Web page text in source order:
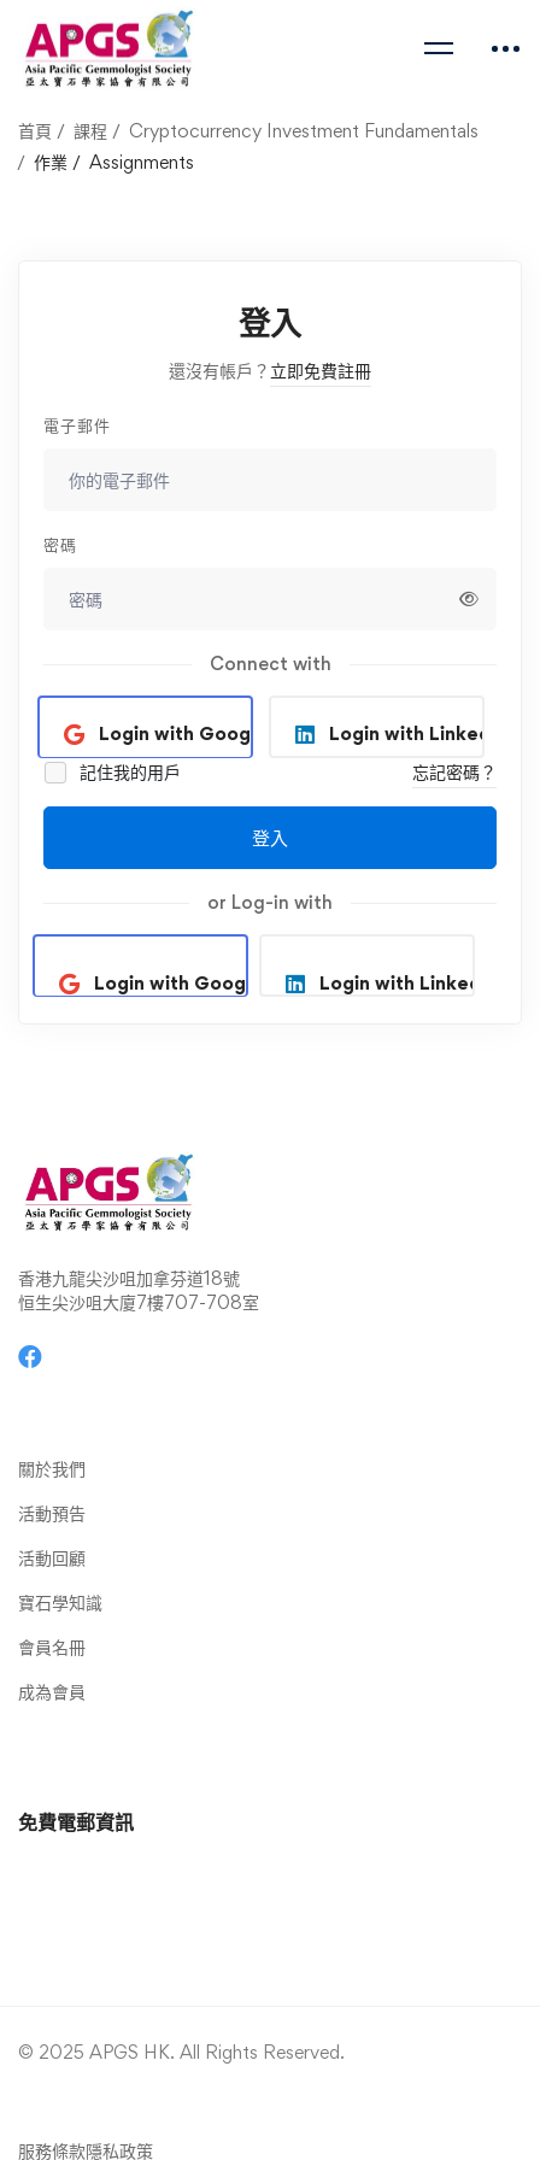
首頁 課程
Cryptocurrency Investment Fundamentals
作業
Assignments
登入
還沒有帳戶？ 立即免費註冊
電子郵件
密碼
Connect with
Login with Google
Login with Linkedin
記住我的用戶
忘記密碼？
登入
or Log-in with
Login with Google Login with Linkedin
香港九龍尖沙咀加拿芬道18號
恒生尖沙咀大廈7樓707-708室
關於我們
活動預告
活動回顧
寶石學知識
會員名冊
成為會員
免費電郵資訊
© 2025 APGS HK. All Rights Reserved.
服務條款隱私政策